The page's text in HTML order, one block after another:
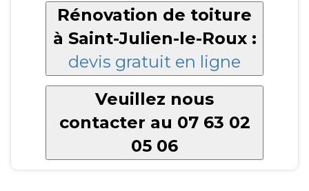
Rénovation de toiture
à Saint-Julien-le-Roux :
devis gratuit en ligne
Veuillez nous
contacter au 07 63 02
05 06